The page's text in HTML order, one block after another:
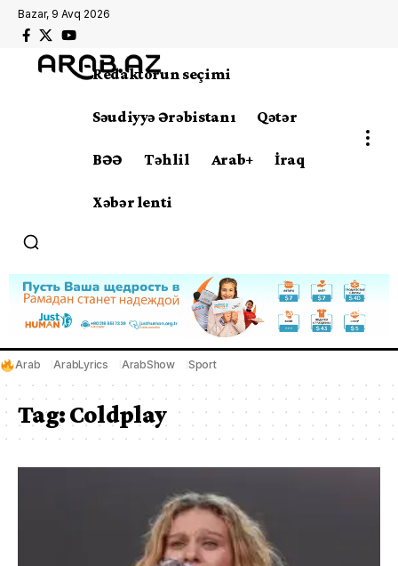
Bazar, 9 Avq 2026
Redaktorun seçimi
Səudiyyə Ərəbistanı Qətər
BƏƏ Təhlil Arab+ İraq
Xəbər lenti
Arab ArabLyrics ArabShow Sport
Tag:Coldplay